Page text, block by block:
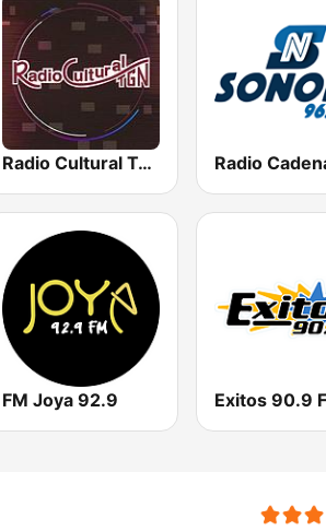
Radio Cultural TGN
FM Joya 92.9 Exitos 90.9